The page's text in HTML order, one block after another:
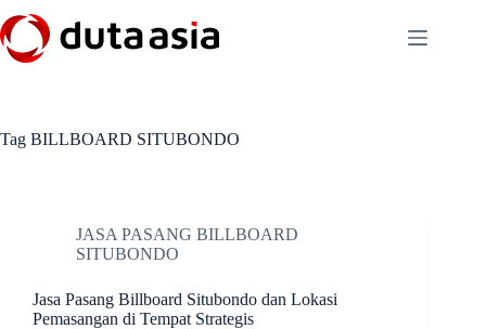
to
content
Tag BILLBOARD SITUBONDO
JASA PASANG BILLBOARD
SITUBONDO
Jasa Pasang Billboard Situbondo dan Lokasi
Pemasangan di Tempat Strategis